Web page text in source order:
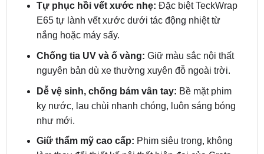
Tự phục hồi vết xước nhẹ: Đặc biệt TeckWrap
E65 tự lành vết xước dưới tác động nhiệt từ
nắng hoặc máy sấy.
Chống tia UV và ố vàng: Giữ màu sắc nội thất
nguyên bản dù xe thường xuyên đỗ ngoài trời.
Dễ vệ sinh, chống bám vân tay: Bề mặt phim
kỵ nước, lau chùi nhanh chóng, luôn sáng bóng
như mới.
Giữ thẩm mỹ cao cấp: Phim siêu trong, không